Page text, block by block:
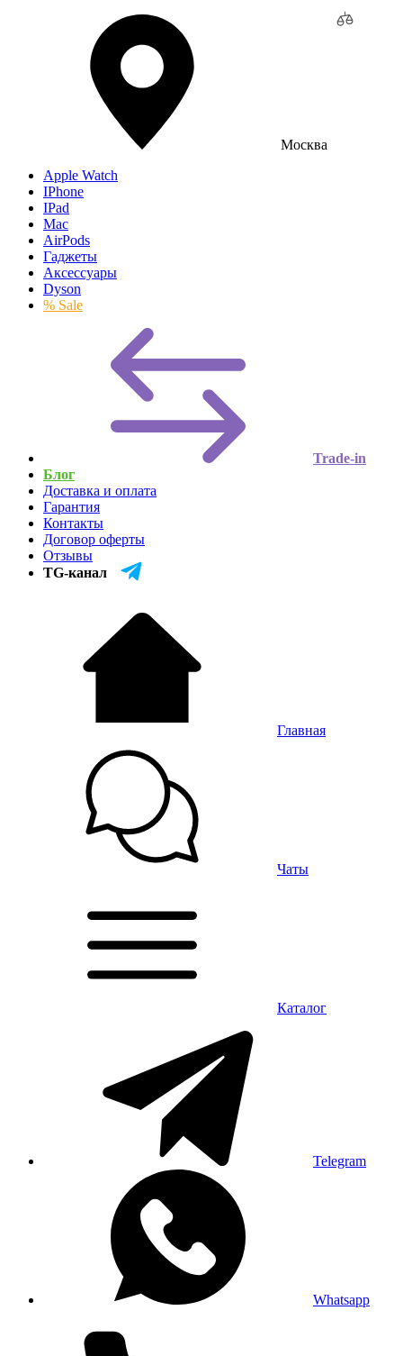
Москва
Apple Watch
IPhone
IPad
Mac
AirPods
Гаджеты
Аксессуары
Dyson
% Sale
Trade-in
Блог
Доставка и оплата
Гарантия
Контакты
Договор оферты
Отзывы
TG-канал
Главная
Чаты
Каталог
Telegram
Whatsapp